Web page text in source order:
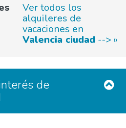
Ver todos los
alquileres de
vacaciones en
Valencia ciudad -->
de